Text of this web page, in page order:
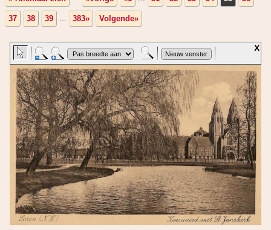
37 38 39 ... 383» Volgende»